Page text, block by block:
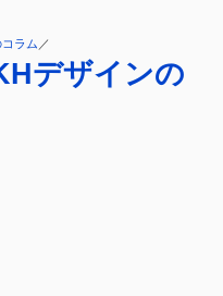
ラム ／
デザインの